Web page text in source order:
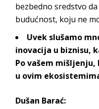
bezbedno sredstvo
budućnost, koju ne
Uvek slušamo
inovacija u biznisu,
Po vašem
u ovim
Dušan Barać: